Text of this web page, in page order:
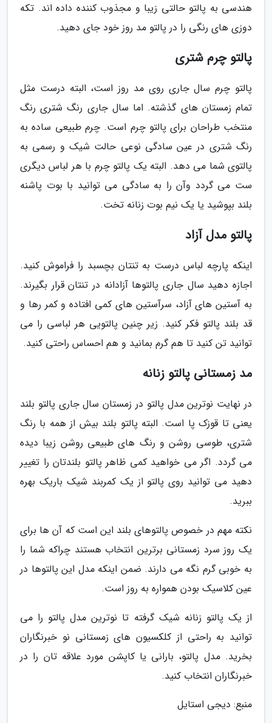
هندسی به پالتو حالتی زیبا و مجذوب کننده داده اند. تکه
دوزی های رنگی را در پالتو مد روز خود جای دهید.
پالتو چرم شتری
پالتو چرم سال جاری روی مد روز است، البته درست مثل
تمام زمستان های گذشته. اما سال جاری رنگ شتری رنگ
منتخب طراحان برای پالتو چرم است. چرم طبیعی ساده به
رنگ شتری در عین سادگی نوعی حالت شیک و رسمی به
پالتوی شما می دهد. البته یک پالتو چرم با هر لباس دیگری
ست می گردد وآن را به سادگی می توانید با بوت پاشنه
بلند بپوشید یا یک نیم بوت زنانه تخت.
پالتو مدل آزاد
اینکه پارچه لباس درست به تنتان بچسبد را فراموش کنید.
اجازه دهید سال جاری پالتوها آزادانه در تنتان قرار بگیرند.
به آستین های آزاد، سرآستین های کمی افتاده و کمر رها و
قد بلند پالتو فکر کنید. زیر چنین پالتویی هر لباسی را می
توانید تن کنید تا هم گرم بمانید و هم احساس راحتی کنید.
مد زمستانی پالتو زنانه
در نهایت نوترین مدل پالتو در زمستان سال جاری پالتو بلند
یعنی تا قوزک پا است. البته پالتو بلند بیش از همه با رنگ
شتری، طوسی روشن و رنگ های طبیعی روشن زیبا دیده
می گردد. اگر می خواهید کمی ظاهر پالتو بلندتان را تغییر
دهید می توانید روی پالتو از یک کمربند شیک باریک بهره
ببرید.
نکته مهم در خصوص پالتوهای بلند این است که آن ها برای
یک روز سرد زمستانی برترین انتخاب هستند چراکه شما را
به خوبی گرم نگه می دارند. ضمن اینکه مدل این پالتوها در
عین کلاسیک بودن همواره به روز است.
از یک پالتو زنانه شیک گرفته تا نوترین مدل پالتو را می
توانید به راحتی از کلکسیون های زمستانی نو خبرنگاران
بخرید. مدل پالتو، بارانی یا کاپشن مورد علاقه تان را در
خبرنگاران انتخاب کنید.
منبع: دیجی استایل